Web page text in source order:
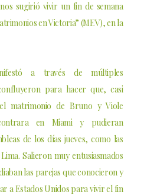
sugirió vivir un fin de semana
en Victoria” (MEV), en la
a través de múltiples
para hacer que, casi
matrimonio de Bruno y Viole
en Miami y pudieran
de los días jueves, como las
Salieron muy entusiasmados
las parejas que conocieron y
a Estados Unidos para vivir el fin